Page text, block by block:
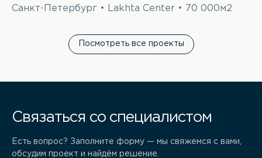
Санкт-Петербург • Lakhta Center • 70 000м2
Посмотреть все проекты
Связаться со специалистом
Есть вопрос? Заполните форму — мы свяжемся с вами,
обсудим проект и найдём решение.